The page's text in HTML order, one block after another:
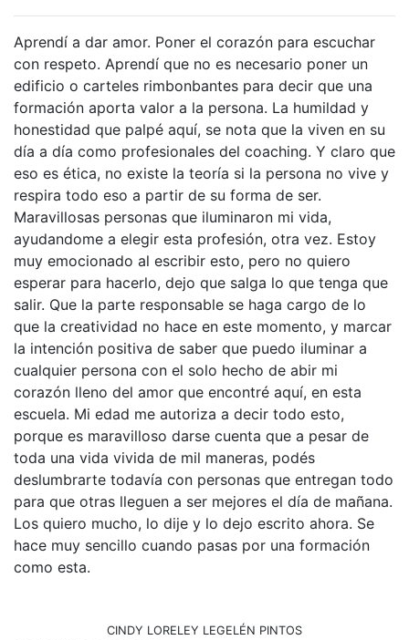
Aprendí a dar amor. Poner el corazón para escuchar
con respeto. Aprendí que no es necesario poner un
edificio o carteles rimbonbantes para decir que una
formación aporta valor a la persona. La humildad y
honestidad que palpé aquí, se nota que la viven en su
día a día como profesionales del coaching. Y claro que
eso es ética, no existe la teoría si la persona no vive y
respira todo eso a partir de su forma de ser.
Maravillosas personas que iluminaron mi vida,
ayudandome a elegir esta profesión, otra vez. Estoy
muy emocionado al escribir esto, pero no quiero
esperar para hacerlo, dejo que salga lo que tenga que
salir. Que la parte responsable se haga cargo de lo
que la creatividad no hace en este momento, y marcar
la intención positiva de saber que puedo iluminar a
cualquier persona con el solo hecho de abir mi
corazón lleno del amor que encontré aquí, en esta
escuela. Mi edad me autoriza a decir todo esto,
porque es maravilloso darse cuenta que a pesar de
toda una vida vivida de mil maneras, podés
deslumbrarte todavía con personas que entregan todo
para que otras lleguen a ser mejores el día de mañana.
Los quiero mucho, lo dije y lo dejo escrito ahora. Se
hace muy sencillo cuando pasas por una formación
como esta.
CINDY LORELEY LEGELÉN PINTOS